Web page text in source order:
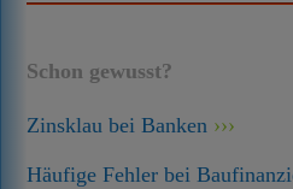
Schon gewusst?
Zinsklau bei Banken
Häufige Fehler bei